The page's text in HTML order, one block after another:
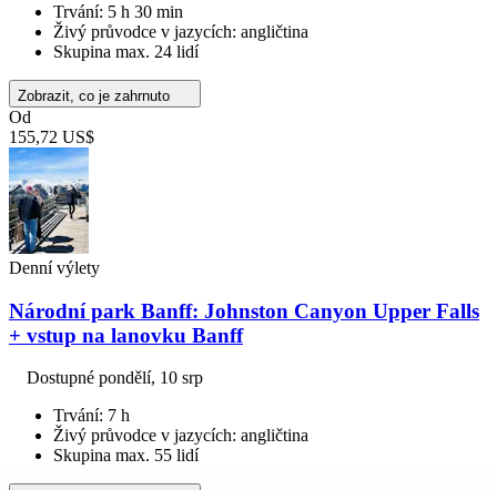
Trvání: 5 h 30 min
Živý průvodce v jazycích: angličtina
Skupina max. 24 lidí
Zobrazit, co je zahrnuto
Od
155,72 US$
Denní výlety
Národní park Banff: Johnston Canyon Upper Falls
+ vstup na lanovku Banff
Dostupné pondělí, 10 srp
Trvání: 7 h
Živý průvodce v jazycích: angličtina
Skupina max. 55 lidí